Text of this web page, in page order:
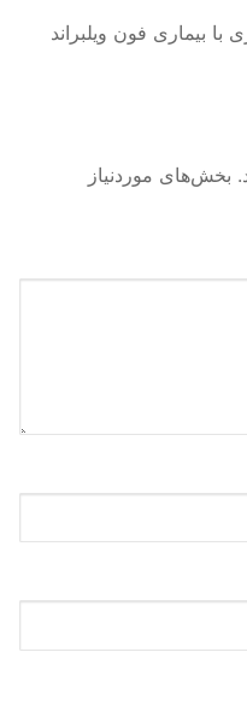
با بیماری فون ویلبراند
بخش‌های موردنیاز